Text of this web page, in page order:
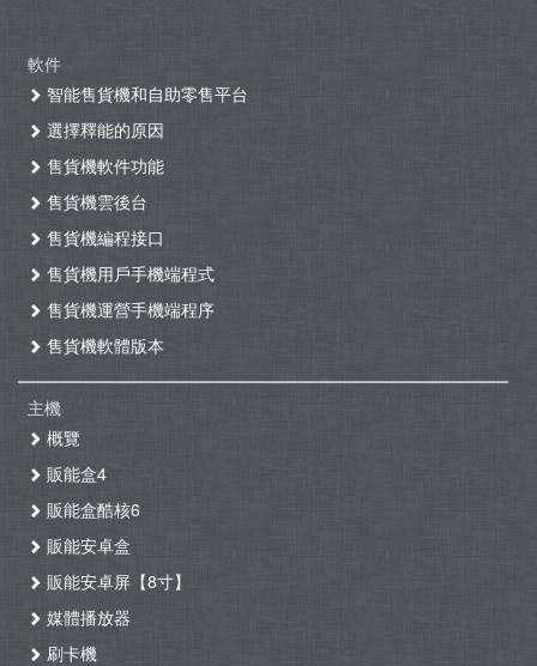
軟件
智能售貨機和自助零售平台
選擇釋能的原因
售貨機軟件功能
售貨機雲後台
售貨機編程接口
售貨機用戶手機端程式
售貨機運營手機端程序
售貨機軟體版本
主機
概覽
販能盒4
販能盒酷核6
販能安卓盒
販能安卓屏【8寸】
媒體播放器
刷卡機